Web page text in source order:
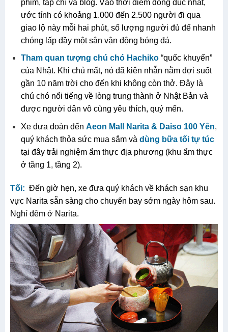
phim, tạp chí và blog. Vào thời điểm đông đúc nhất,
ước tính có khoảng 1.000 đến 2.500 người đi qua
giao lộ này mỗi hai phút, số lượng người đủ để nhanh
chóng lấp đầy một sân vận động bóng đá.
Tham quan tượng chú chó Hachiko“quốc khuyển”
của Nhật. Khi chủ mất, nó đã kiên nhẫn nằm đợi suốt
gần 10 năm trời cho đến khi không còn thở. Đây là
chú chó nổi tiếng về lòng trung thành ở Nhật Bản và
được người dân vô cùng yêu thích, quý mến.
Xe đưa đoàn đến Aeon Mall Narita & Daiso 100 Yên,
quý khách thỏa sức mua sắm và dùng bữa tối tự túc
tại đây trải nghiệm ẩm thực địa phương (khu ẩm thực
ở tầng 1, tầng 2).
Tối: Đến giờ hẹn, xe đưa quý khách về khách sạn khu
vực Narita sẵn sàng cho chuyến bay sớm ngày hôm sau.
Nghỉ đêm ở Narita.